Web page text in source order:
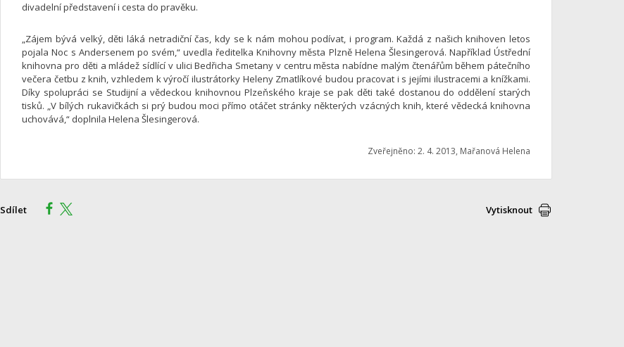
divadelní představení i cesta do pravěku.
„Zájem bývá velký, děti láká netradiční čas, kdy se k nám mohou podívat, i program. Každá z našich knihoven letos
pojala Noc s Andersenem po svém,“ uvedla ředitelka Knihovny města Plzně Helena Šlesingerová. Například Ústřední
knihovna pro děti a mládež sídlící v ulici Bedřicha Smetany v centru města nabídne malým čtenářům během pátečního
večera četbu z knih, vzhledem k výročí ilustrátorky Heleny Zmatlíkové budou pracovat i s jejími ilustracemi a knížkami.
Díky spolupráci se Studijní a vědeckou knihovnou Plzeňského kraje se pak děti také dostanou do oddělení starých
tisků. „V bílých rukavičkách si prý budou moci přímo otáčet stránky některých vzácných knih, které vědecká knihovna
uchovává,“ doplnila Helena Šlesingerová.
Zveřejněno: 2. 4. 2013, Mařanová Helena
Sdílet Vytisknout